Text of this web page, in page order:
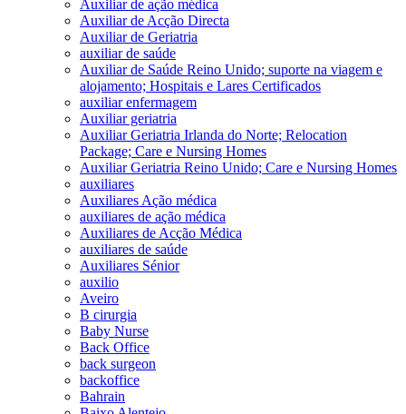
Auxiliar de ação médica
Auxiliar de Acção Directa
Auxiliar de Geriatria
auxiliar de saúde
Auxiliar de Saúde Reino Unido; suporte na viagem e
alojamento; Hospitais e Lares Certificados
auxiliar enfermagem
Auxiliar geriatria
Auxiliar Geriatria Irlanda do Norte; Relocation
Package; Care e Nursing Homes
Auxiliar Geriatria Reino Unido; Care e Nursing Homes
auxiliares
Auxiliares Ação médica
auxiliares de ação médica
Auxiliares de Acção Médica
auxiliares de saúde
Auxiliares Sénior
auxilio
Aveiro
B cirurgia
Baby Nurse
Back Office
back surgeon
backoffice
Bahrain